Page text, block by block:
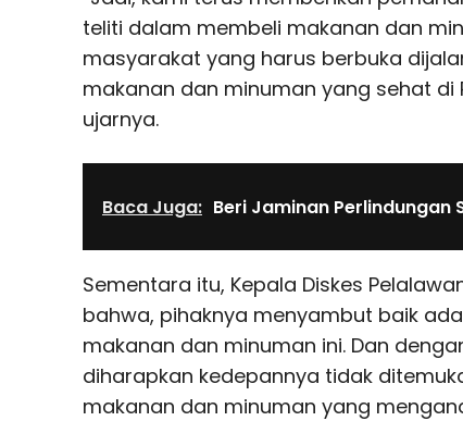
teliti dalam membeli makanan dan
masyarakat yang harus berbuka
makanan dan minuman yang sehat di
ujarnya.
Baca Juga: Beri Jaminan Perlindungan
Sementara itu, Kepala Diskes
bahwa, pihaknya menyambut baik
makanan dan minuman ini. Dan
diharapkan kedepannya tidak
makanan dan minuman yang